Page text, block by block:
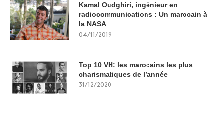
Kamal Oudghiri, ingénieur en
radiocommunications : Un marocain à
la NASA
04/11/2019
Top 10 VH: les marocains les plus
charismatiques de l’année
31/12/2020